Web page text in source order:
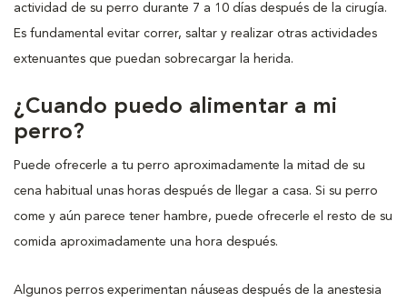
actividad de su perro durante 7 a 10 días después de la cirugía.
Es fundamental evitar correr, saltar y realizar otras actividades
extenuantes que puedan sobrecargar la herida.
¿Cuando puedo alimentar a mi
perro?
Puede ofrecerle a tu perro aproximadamente la mitad de su
cena habitual unas horas después de llegar a casa. Si su perro
come y aún parece tener hambre, puede ofrecerle el resto de su
comida aproximadamente una hora después.
Algunos perros experimentan náuseas después de la anestesia